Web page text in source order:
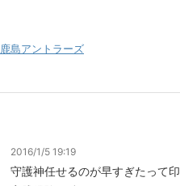
鹿島アントラーズ
2016/1/5 19:19
守護神任せるのが早すぎたって